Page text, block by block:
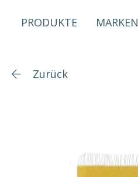
PRODUKTE MARKEN
Zurück